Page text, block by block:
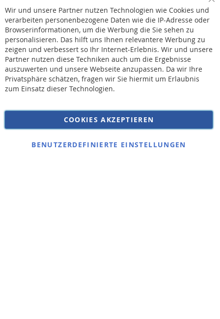
* Bei der Lieferung auf deutsche Inseln wird ein Inselzuschlag von 15,00 € auf die
Versandkosten erhoben.
AGB
Widerruf
Datenschutz
Impressum
Kontakt
Wir und unsere Partner nutzen Technologien wie Cookies und
verarbeiten personenbezogene Daten wie die IP-Adresse oder
Browserinformationen, um die Werbung die Sie sehen zu
personalisieren. Das hilft uns Ihnen relevantere Werbung zu
zeigen und verbessert so Ihr Internet-Erlebnis. Wir und unsere
Partner nutzen diese Techniken auch um die Ergebnisse
auszuwerten und unsere Webseite anzupassen. Da wir Ihre
Privatsphäre schätzen, fragen wir Sie hiermit um Erlaubnis
zum Einsatz dieser Technologien.
COOKIES AKZEPTIEREN
BENUTZERDEFINIERTE EINSTELLUNGEN